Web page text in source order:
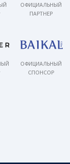
ОФИЦИАЛЬНЫЙ
ПАРТНЕР
ОФИЦИАЛЬНЫЙ
СПОНСОР